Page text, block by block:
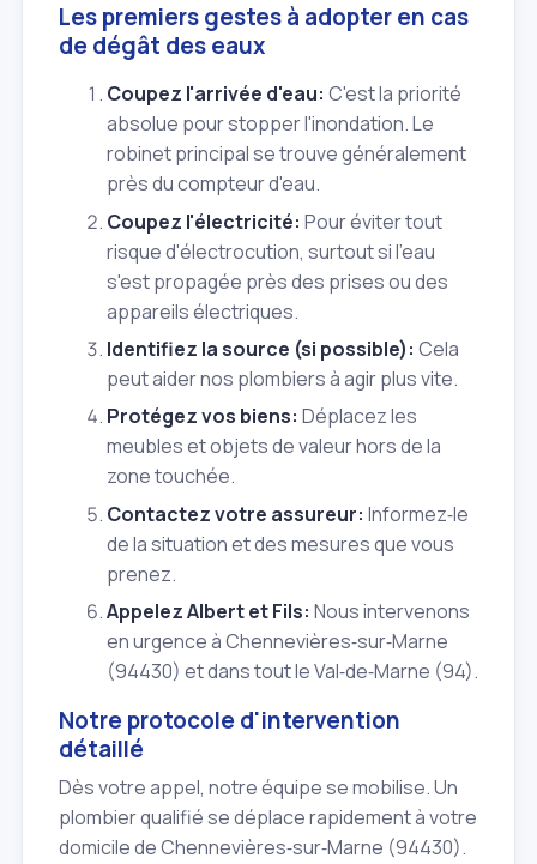
Les premiers gestes à adopter en cas
de dégât des eaux
Coupez l'arrivée d'eau: C'est la priorité
absolue pour stopper l'inondation. Le
robinet principal se trouve généralement
près du compteur d'eau.
Coupez l'électricité: Pour éviter tout
risque d'électrocution, surtout si l'eau
s'est propagée près des prises ou des
appareils électriques.
Identifiez la source (si possible): Cela
peut aider nos plombiers à agir plus vite.
Protégez vos biens: Déplacez les
meubles et objets de valeur hors de la
zone touchée.
Contactez votre assureur: Informez‑le
de la situation et des mesures que vous
prenez.
Appelez Albert et Fils: Nous intervenons
en urgence à Chennevières‑sur‑Marne
(94430) et dans tout le Val‑de‑Marne (94).
Notre protocole d'intervention
détaillé
Dès votre appel, notre équipe se mobilise. Un
plombier qualifié se déplace rapidement à votre
domicile de Chennevières‑sur‑Marne (94430).